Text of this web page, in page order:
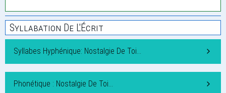
Syllabation De L'Écrit
Syllabes Hyphénique: Nostalgie De Toi…
Phonétique : Nostalgie De Toi…